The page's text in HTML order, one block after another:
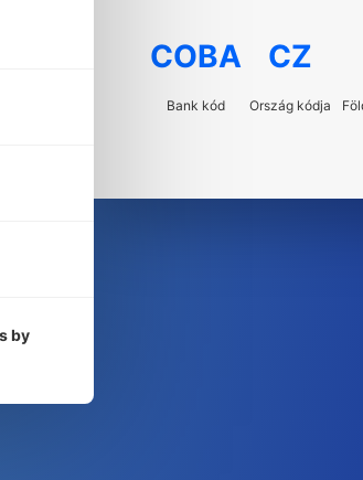
by
COBA
Bank kód
CZ
Ország kódja